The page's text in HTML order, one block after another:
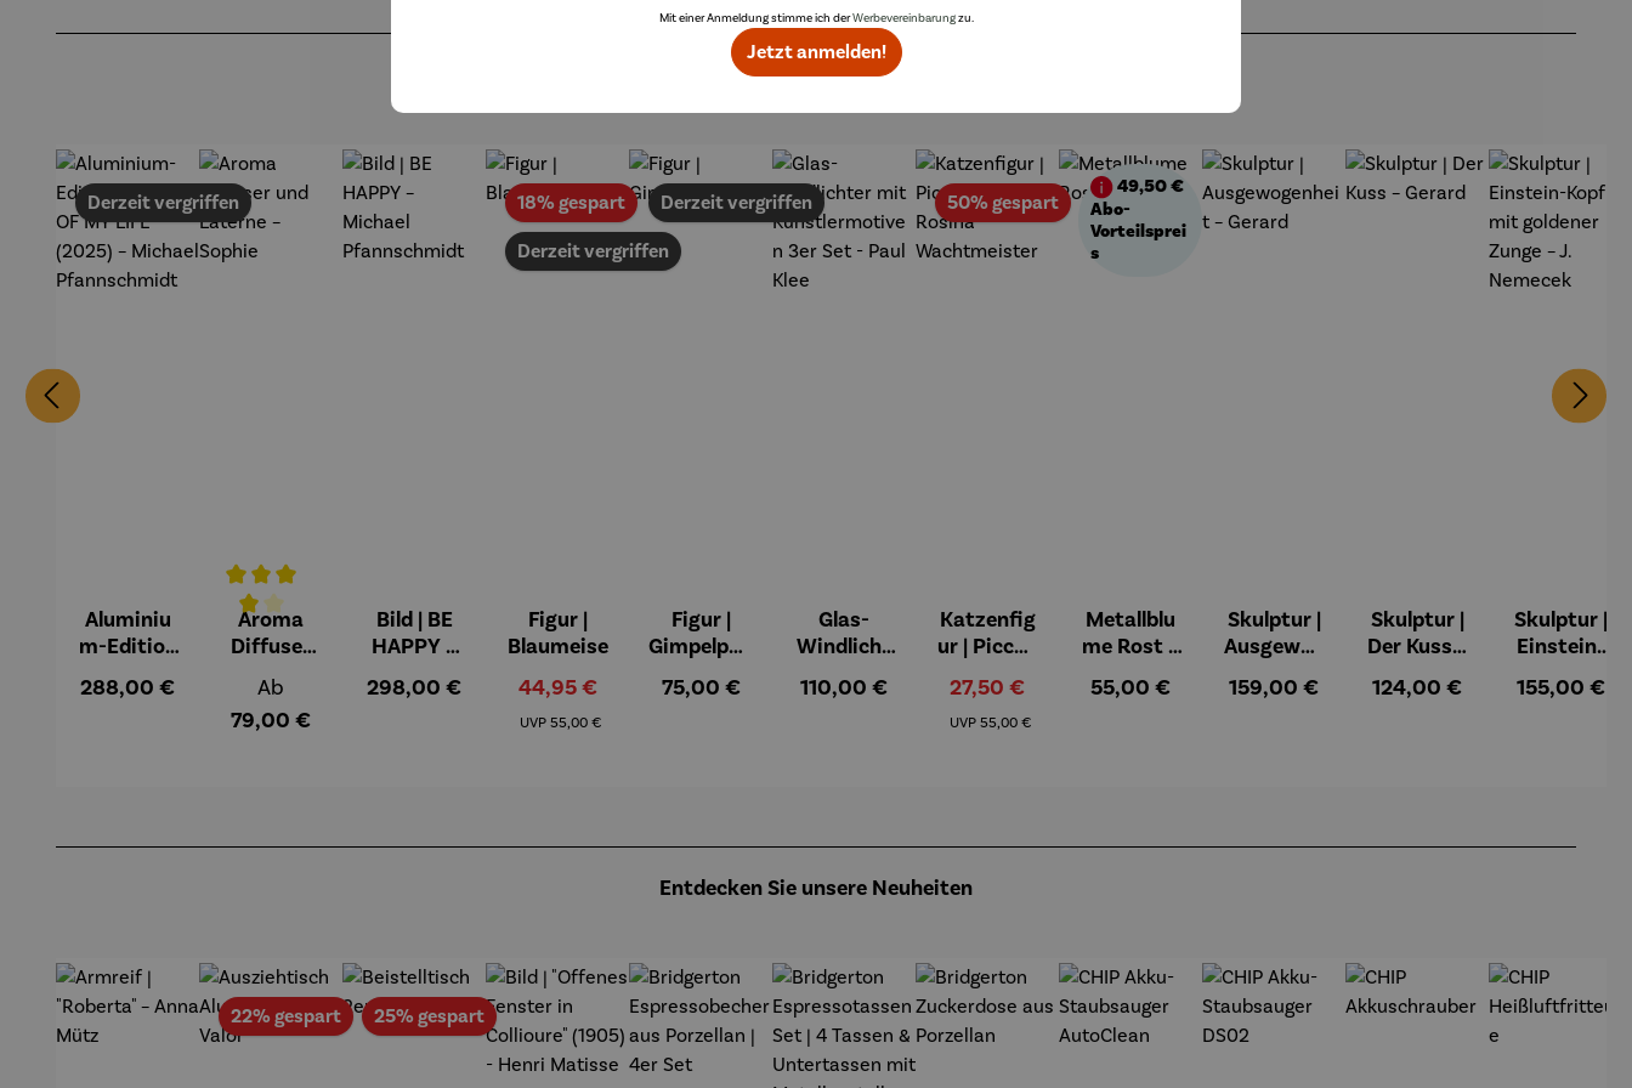
Topseller aus der Kategorie Dekoration
Derzeit vergriffen
Aluminiu
m-Edition
MY LIFE
Regulärer Preis:
288,00 €
Durchschnittliche Bewertung von 4 von 5 Sternen
Aroma
Diffuser
und
Laterne –
Sophie
Regulärer Preis:
Ab
79,00 €
Bild | BE
HAPPY –
Pfannsch
Regulärer Preis:
298,00 €
Derzeit vergriffen
18% gespartRabatt
Figur |
Blaumeise
Verkaufspreis:
44,95 €
UVP Regulärer Preis:
55,00 €
Derzeit vergriffen
Figur |
Gimpelpaa
Regulärer Preis:
75,00 €
Glas-
Windlicht
Künstlerm
Regulärer Preis:
110,00 €
50% gespartRabatt
Katzenfig
ur | Piccoli
Rosina
Wachtmei
Verkaufspreis:
27,50 €
UVP Regulärer Preis:
55,00 €
49,50 €
Abo-
Vorteilsprei
s
Metallblu
me Rost –
Regulärer Preis:
55,00 €
Skulptur |
Ausgewog
Gerard
Regulärer Preis:
159,00 €
Skulptur |
Der Kuss –
Regulärer Preis:
124,00 €
Skulptur |
Einstein-
goldener
Regulärer
155,00 €
Entdecken Sie unsere Neuheiten
22% gespartRabatt25% gespartRabatt
Mit einer Anmeldung stimme ich derWerbevereinbarungzu.
Jetzt anmelden!